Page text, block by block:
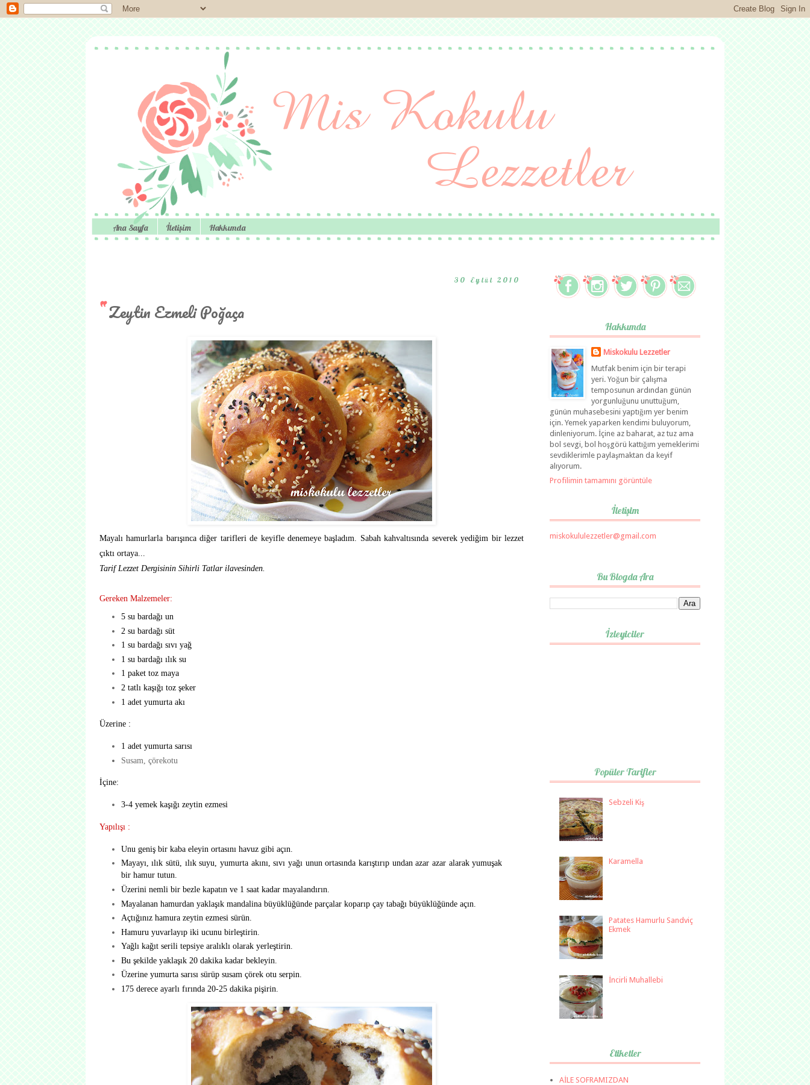
Ana Sayfa İletişim Hakkımda
30 Eylül 2010
Zeytin Ezmeli Poğaça
Mayalı hamurlarla barışınca diğer tarifleri de keyifle denemeye başladım. Sabah kahvaltısında severek yediğim bir lezzet
çıktı ortaya...
Tarif Lezzet Dergisinin Sihirli Tatlar ilavesinden.
Gereken Malzemeler:
5 su bardağı un
2 su bardağı süt
1 su bardağı sıvı yağ
1 su bardağı ılık su
1 paket toz maya
2 tatlı kaşığı toz şeker
1 adet yumurta akı
Üzerine :
1 adet yumurta sarısı
Susam, çörekotu
İçine:
3-4 yemek kaşığı zeytin ezmesi
Yapılışı :
Unu geniş bir kaba eleyin ortasını havuz gibi açın.
Mayayı, ılık sütü, ılık suyu, yumurta akını, sıvı yağı unun ortasında karıştırıp undan azar azar alarak yumuşak
bir hamur tutun.
Üzerini nemli bir bezle kapatın ve 1 saat kadar mayalandırın.
Mayalanan hamurdan yaklaşık mandalina büyüklüğünde parçalar koparıp çay tabağı büyüklüğünde açın.
Açtığınız hamura zeytin ezmesi sürün.
Hamuru yuvarlayıp iki ucunu birleştirin.
Yağlı kağıt serili tepsiye aralıklı olarak yerleştirin.
Bu şekilde yaklaşık 20 dakika kadar bekleyin.
Üzerine yumurta sarısı sürüp susam çörek otu serpin.
175 derece ayarlı fırında 20-25 dakika pişirin.
Hakkımda
Miskokulu Lezzetler
Mutfak benim için bir terapi
yeri. Yoğun bir çalışma
temposunun ardından günün
yorgunluğunu unuttuğum,
günün muhasebesini yaptığım yer benim
için. Yemek yaparken kendimi buluyorum,
dinleniyorum. İçine az baharat, az tuz ama
bol sevgi, bol hoşgörü kattığım yemeklerimi
sevdiklerimle paylaşmaktan da keyif
alıyorum.
Profilimin tamamını görüntüle
İletişim
miskokululezzetler@gmail.com
Bu Blogda Ara
İzleyiciler
Popüler Tarifler
Sebzeli Kiş
Karamella
Patates Hamurlu Sandviç
Ekmek
İncirli Muhallebi
Etiketler
AİLE SOFRAMIZDAN